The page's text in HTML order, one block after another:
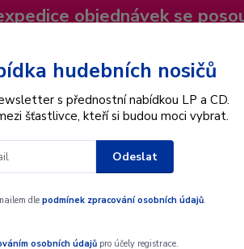
objednávek se
Hledat
Dárkové poukazy
hudebních nosičů
s přednostní nabídkou LP a CD.
šťastlivce, kteří si budou moci vybrat.
Odeslat
dle podmínek zpracování osobních údajů.
osobních údajůpro účely registrace.